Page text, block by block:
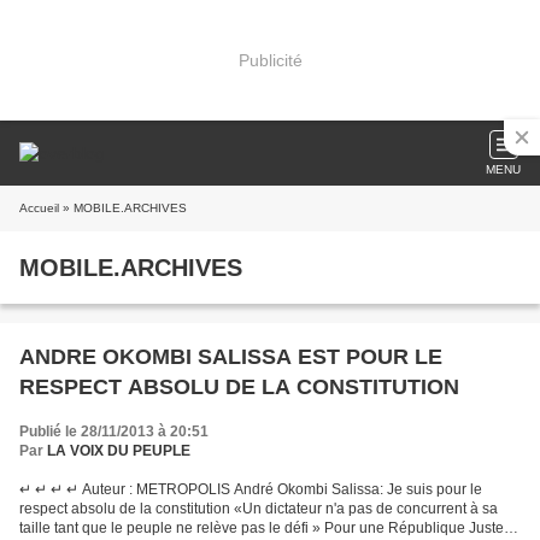
Publicité
MENU
Accueil » MOBILE.ARCHIVES
MOBILE.ARCHIVES
ANDRE OKOMBI SALISSA EST POUR LE
RESPECT ABSOLU DE LA CONSTITUTION
Publié le 28/11/2013 à 20:51
Par LA VOIX DU PEUPLE
↵ ↵ ↵ ↵ Auteur : METROPOLIS André Okombi Salissa: Je suis pour le
respect absolu de la constitution «Un dictateur n'a pas de concurrent à sa
taille tant que le peuple ne relève pas le défi » Pour une République Juste &